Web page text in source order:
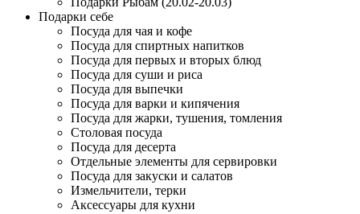
Подарки себе
Посуда для чая и кофе
Посуда для спиртных напитков
Посуда для первых и вторых блюд
Посуда для суши и риса
Посуда для выпечки
Посуда для варки и кипячения
Посуда для жарки, тушения, томления
Столовая посуда
Посуда для десерта
Отдельные элементы для сервировки
Посуда для закуски и салатов
Измельчители, терки
Аксессуары для кухни